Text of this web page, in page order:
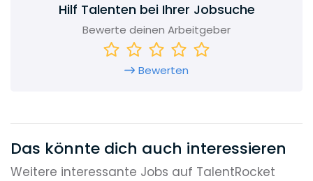
Hilf Talenten bei Ihrer Jobsuche
Bewerte deinen Arbeitgeber
Bewerten
Das könnte dich auch interessieren
Weitere interessante Jobs auf TalentRocket